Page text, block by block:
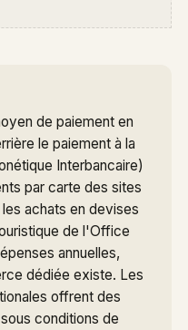
de paiement en
le paiement à la
Interbancaire)
par carte des sites
achats en devises
de l'Office
annuelles,
dédiée existe. Les
offrent des
conditions de